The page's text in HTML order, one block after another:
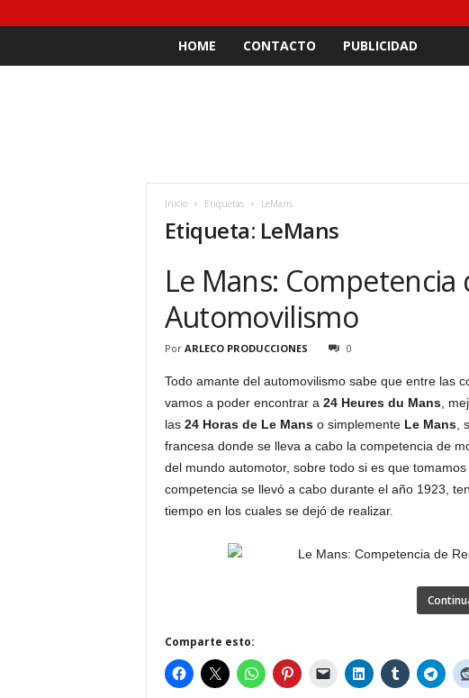
HOME CONTACTO PUBLICIDAD
Inicio Etiquetas LeMans
Etiqueta: LeMans
Le Mans: Competencia
Automovilismo
Por ARLECO PRODUCCIONES 0
Todo amante del automovilismo sabe que entre las
vamos a poder encontrar a 24 Heures du Mans,
las 24 Horas de Le Manso simplemente Le Mans,
francesa donde se lleva a cabo la competencia de
del mundo automotor, sobre todo si es que
competencia se llevó a cabo durante el año 1923,
tiempo en los cuales se dejó de realizar.
Comparte esto: